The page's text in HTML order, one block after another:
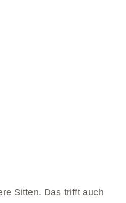
Sitten. Das trifft auch